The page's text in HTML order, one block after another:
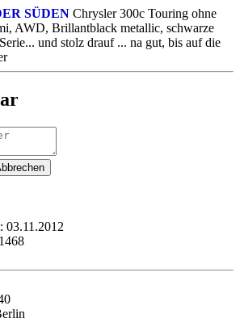
SÜDEN Chrysler 300c Touring ohne
AWD, Brillantblack metallic, schwarze
und stolz drauf ... na gut, bis auf die
03.11.2012
1468